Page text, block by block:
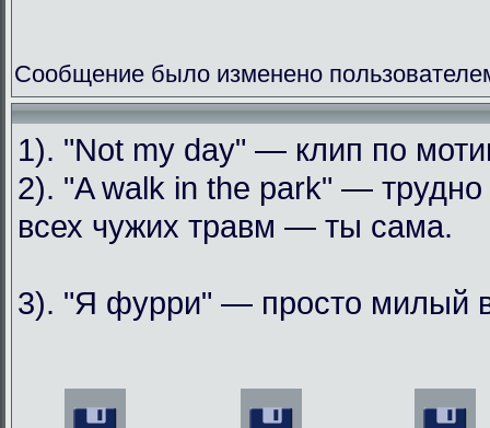
Сообщение было изменено
1). "Not my day" — клип по
2). "A walk in the park" —
всех чужих травм — ты сама.
3). "Я фурри" — просто милый